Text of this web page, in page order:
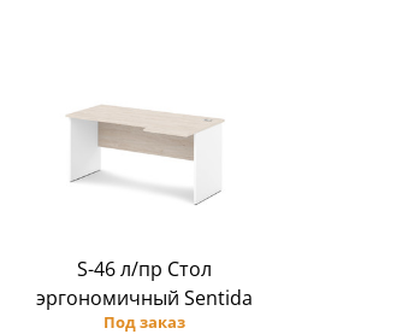
S-46 л/пр Стол
эргономичный Sentida
Под заказ